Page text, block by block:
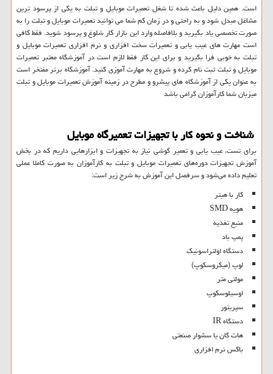
است. همین دلیل باعث شده تا شغل تعمیرات موبایل و تبلت به یکی از پرسود ترین
مشاغل مبدل شود و به راحتی و در زمان کم شما می توانید تعمیرات موبایل و تبلت را به
صورت تخصصی یاد بگیرید و بلافاصله وارد این بازار کار شلوغ و پرسود شوید. فقط کافی
است مهارت های عیب یابی و تعمیرات سخت افزاری و نرم افزاری تعمیرات موبایل و
تبلت به خوبی فرا بگیرید و برای این کار فقط لازم است در آموزشگاه معتبر تعمیرات
موبایل و تبلت ثبت نام کرده و شروع به مهارت آموزی کنید. آموزشگاه برتر مفتخر است
به عنوان یکی از آموزشگاه های پیشرو و مطرح در زمینه آموزش تعمیرات موبایل و تبلت
میزبان شما کارآموزان گرامی باشد
شناخت و نحوه کار با تجهیزات تعمیرگاه موبایل
برای تست، عیب یابی و تعمیر گوشی نیاز به تجهیزات و ابزارهایی داریم که در بخش
آموزش تجهیزات دوره‌های تعمیرات موبایل و تبلت به کارآموزان به صورت کاملا عملی
تعلیم داده می‌شود و سرفصل این آموزش به شرح زیر است:
کار با هیتر
هویه SMD
منبع تغذیه
پمپ باد
دستگاه اولتراسونیک
لوپ (میکروسکوپ)
مولتی متر
اوسیلوسکوپ
سپریتور
دستگاه IR
هات گان یا سشوار صنعتی
باکس نرم افزاری